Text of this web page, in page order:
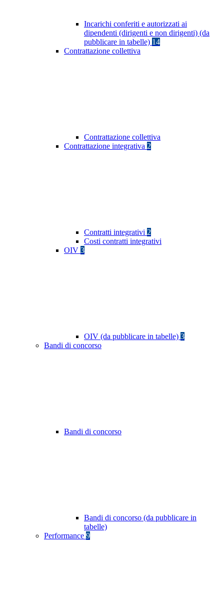
Incarichi conferiti e autorizzati ai
dipendenti (dirigenti e non dirigenti) (da
pubblicare in tabelle) 14
Contrattazione collettiva
Contrattazione collettiva
Contrattazione integrativa 2
Contratti integrativi 2
Costi contratti integrativi
OIV 3
OIV (da pubblicare in tabelle) 3
Bandi di concorso
Bandi di concorso
Bandi di concorso (da pubblicare in
tabelle)
Performance 9